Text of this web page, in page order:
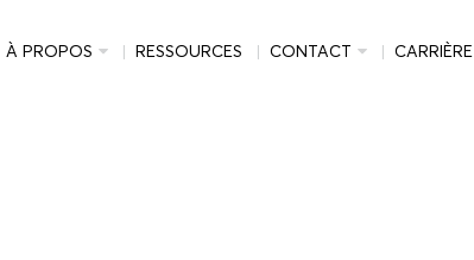
À PROPOS RESSOURCES CONTACT CARRIÈRE